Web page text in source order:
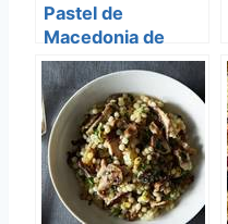
Pastel de
Macedonia de
Verduras